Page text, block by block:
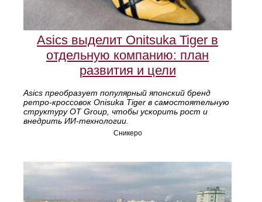
Asics выделит Onitsuka Tiger в
отдельную компанию: план
развития и цели
Asics преобразует популярный японский бренд
ретро‑кроссовок Onisuka Tiger в самостоятельную
структуру OT Group, чтобы ускорить рост и
внедрить ИИ‑технологии.
Сникеро